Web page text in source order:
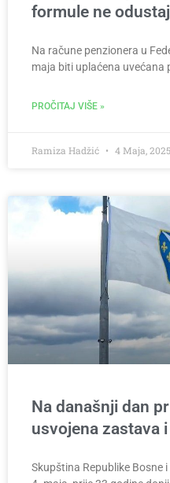
formule ne
Na račune penzionera u
maja biti uplaćena uvećana
PROČITAJ VIŠE »
Ramiza Hadžić 4 Maja, 2025
Na današnji dan
usvojena zastava
Skupština Republike Bosne